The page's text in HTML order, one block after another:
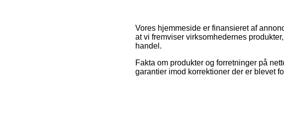
Vores hjemmeside er finansieret af
at vi fremviser virksomhedernes
handel.
Fakta om produkter og forretninger på
garantier imod korrektioner der er blevet